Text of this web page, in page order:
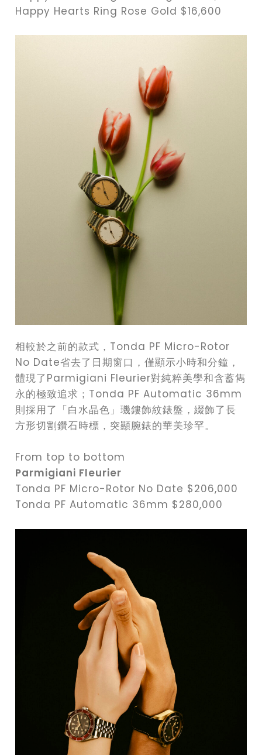
Happy Hearts Ring Rose Gold $16,600
相較於之前的款式，Tonda PF Micro-Rotor
No Date省去了日期窗口，僅顯示小時和分鐘，
體現了Parmigiani Fleurier對純粹美學和含蓄雋
永的極致追求；Tonda PF Automatic 36mm
則採用了「白水晶色」璣鏤飾紋錶盤，綴飾了長
方形切割鑽石時標，突顯腕錶的華美珍罕。
From top to bottom
Parmigiani Fleurier
Tonda PF Micro-Rotor No Date $206,000
Tonda PF Automatic 36mm $280,000